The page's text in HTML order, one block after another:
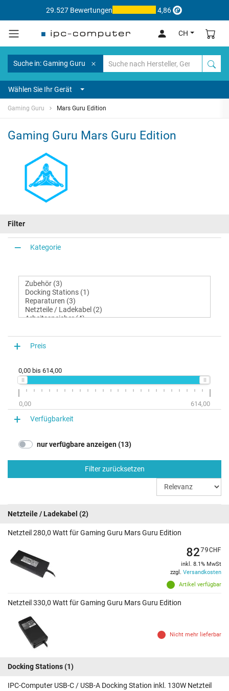
29.527 Bewertungen 4,86
CH
Suche in: Gaming Guru
Wählen Sie Ihr Gerät
Gaming Guru Mars Guru Edition
Gaming Guru Mars Guru Edition
Filter
Kategorie
Preis
0,00 bis 614,00
0,00 614,00
Verfügbarkeit
nur verfügbare anzeigen (13)
Filter zurücksetzen
Netzteile / Ladekabel (2)
Netzteil 280,0 Watt für Gaming Guru Mars Guru Edition
Artikel verfügbar
8279CHF
inkl. 8.1% MwSt
zzgl. Versandkosten
Netzteil 330,0 Watt für Gaming Guru Mars Guru Edition
Nicht mehr lieferbar
Docking Stations(1)
IPC-Computer USB-C / USB-A Docking Station inkl. 130W Netzteil